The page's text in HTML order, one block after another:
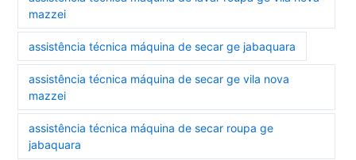
mazzei
assistência técnica máquina de secar ge jabaquara
assistência técnica máquina de secar ge vila nova
mazzei
assistência técnica máquina de secar roupa ge
jabaquara